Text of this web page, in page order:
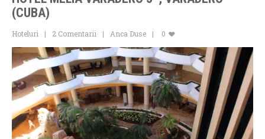
(CUBA)
Hoteluri 2 Comentarii Anca Duse 0